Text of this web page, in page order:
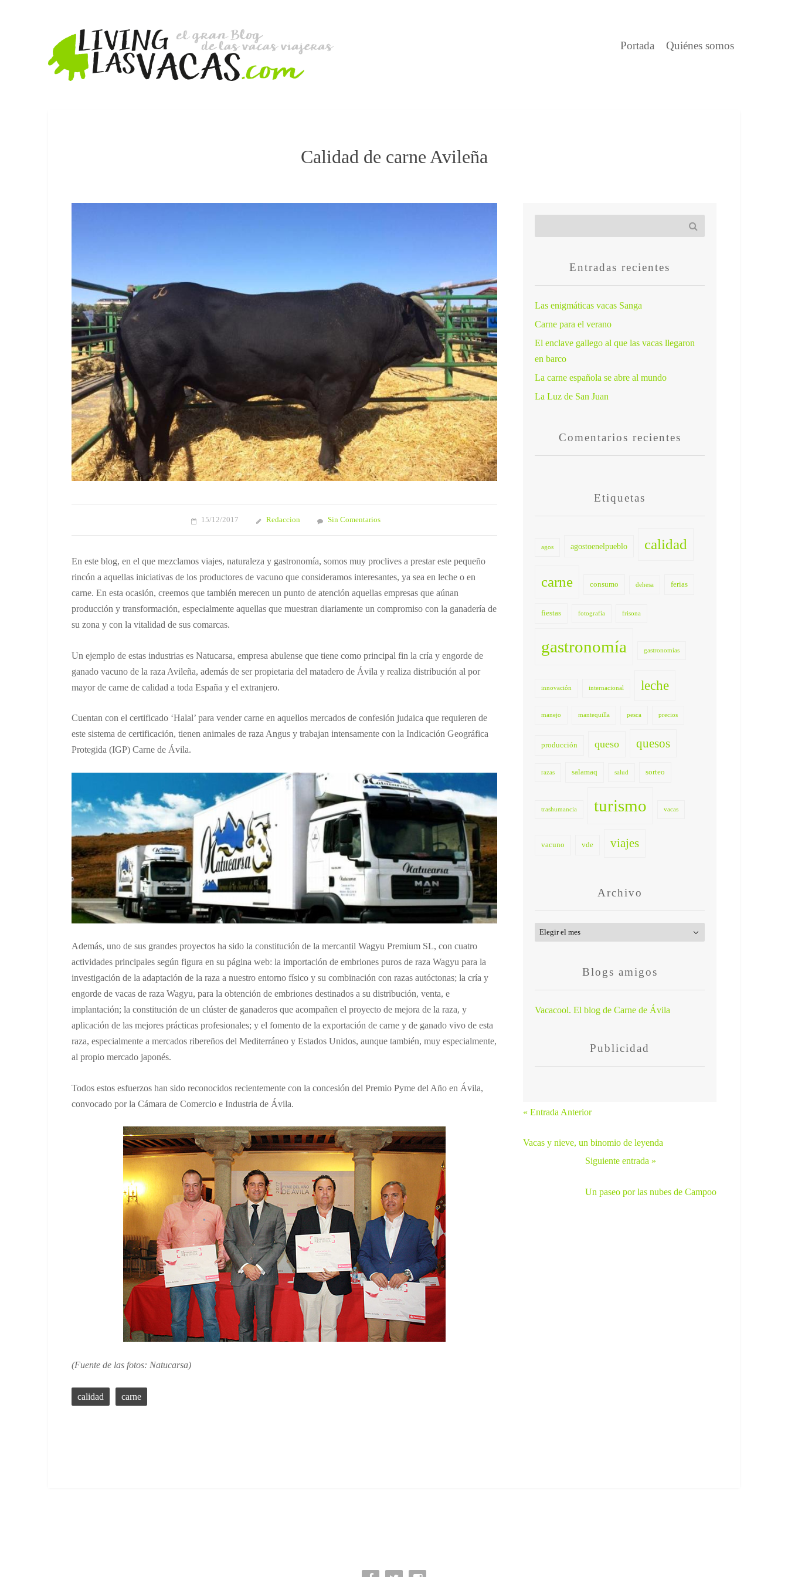
Portada Quiénes somos
Calidad de carne Avileña
15/12/2017 Redaccion Sin Comentarios
En este blog, en el que mezclamos viajes, naturaleza y gastronomía, somos muy proclives a prestar este pequeño
rincón a aquellas iniciativas de los productores de vacuno que consideramos interesantes, ya sea en leche o en
carne. En esta ocasión, creemos que también merecen un punto de atención aquellas empresas que aúnan
producción y transformación, especialmente aquellas que muestran diariamente un compromiso con la ganadería de
su zona y con la vitalidad de sus comarcas.
Un ejemplo de estas industrias es Natucarsa, empresa abulense que tiene como principal fin la cría y engorde de
ganado vacuno de la raza Avileña, además de ser propietaria del matadero de Ávila y realiza distribución al por
mayor de carne de calidad a toda España y el extranjero.
Cuentan con el certificado ‘Halal’ para vender carne en aquellos mercados de confesión judaica que requieren de
este sistema de certificación, tienen animales de raza Angus y trabajan intensamente con la Indicación Geográfica
Protegida (IGP) Carne de Ávila.
Además, uno de sus grandes proyectos ha sido la constitución de la mercantil Wagyu Premium SL, con cuatro
actividades principales según figura en su página web: la importación de embriones puros de raza Wagyu para la
investigación de la adaptación de la raza a nuestro entorno físico y su combinación con razas autóctonas; la cría y
engorde de vacas de raza Wagyu, para la obtención de embriones destinados a su distribución, venta, e
implantación; la constitución de un clúster de ganaderos que acompañen el proyecto de mejora de la raza, y
aplicación de las mejores prácticas profesionales; y el fomento de la exportación de carne y de ganado vivo de esta
raza, especialmente a mercados ribereños del Mediterráneo y Estados Unidos, aunque también, muy especialmente,
al propio mercado japonés.
Todos estos esfuerzos han sido reconocidos recientemente con la concesión del Premio Pyme del Año en Ávila,
convocado por la Cámara de Comercio e Industria de Ávila.
(Fuente de las fotos: Natucarsa)
calidad carne
Entradas recientes
Las enigmáticas vacas Sanga
Carne para el verano
El enclave gallego al que las vacas llegaron
en barco
La carne española se abre al mundo
La Luz de San Juan
Comentarios recientes
Etiquetas
agos agostoenelpueblo calidad
carne consumo dehesa ferias
fiestas fotografía frisona
gastronomía gastronomías
innovación internacional leche
manejo mantequilla pesca precios
producción queso quesos
razas salamaq salud sorteo
trashumancia turismo vacas
vacuno vde viajes
Archivo
Archivo
Blogs amigos
Vacacool. El blog de Carne de Ávila
Publicidad
« Entrada Anterior
Vacas y nieve, un binomio de leyenda
Siguiente entrada »
Un paseo por las nubes de Campoo